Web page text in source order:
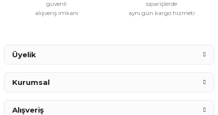
güvenli
alışveriş imkanı
siparişlerde
aynı gün kargo hizmeti
Üyelik
Kurumsal
Alışveriş